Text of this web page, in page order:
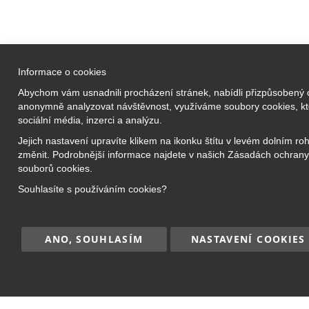
Bridge Academy Group s.r.o.
O nás
Náš tým
Prezenční
Informace o cookies
Abychom vám usnadnili procházení stránek, nabídli přizpůsobený
anonymně analyzovat návštěvnost, využíváme soubory cookies,
sociální média, inzerci a analýzu.
Jejich nastavení upravíte klikem na ikonku štítu v levém dolním
změnit. Podrobnější informace najdete v našich Zásadách
souborů cookies.
Souhlasíte s používáním cookies?
ANO, SOUHLASÍM NASTAVENÍ COOKIES